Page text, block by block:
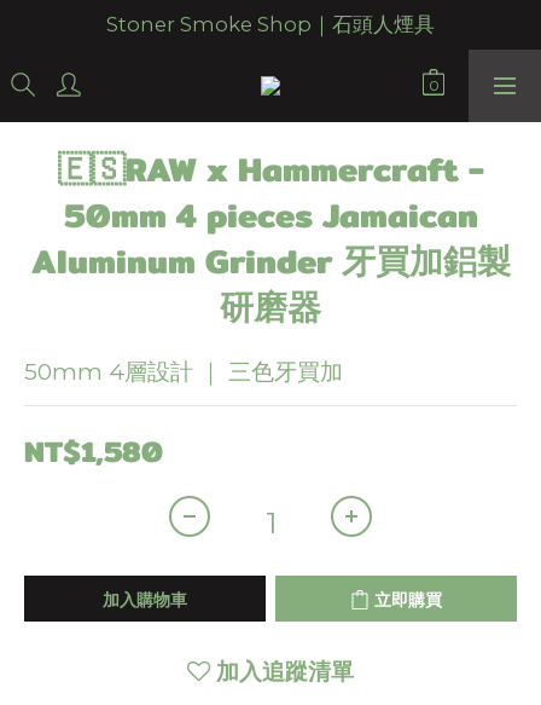
Stoner Smoke Shop｜石頭人煙具
🇪🇸RAW x Hammercraft -
50mm 4 pieces Jamaican
Aluminum Grinder 牙買加鋁製
研磨器
50mm 4層設計 ｜ 三色牙買加
NT$1,580
加入購物車 立即購買
加入追蹤清單